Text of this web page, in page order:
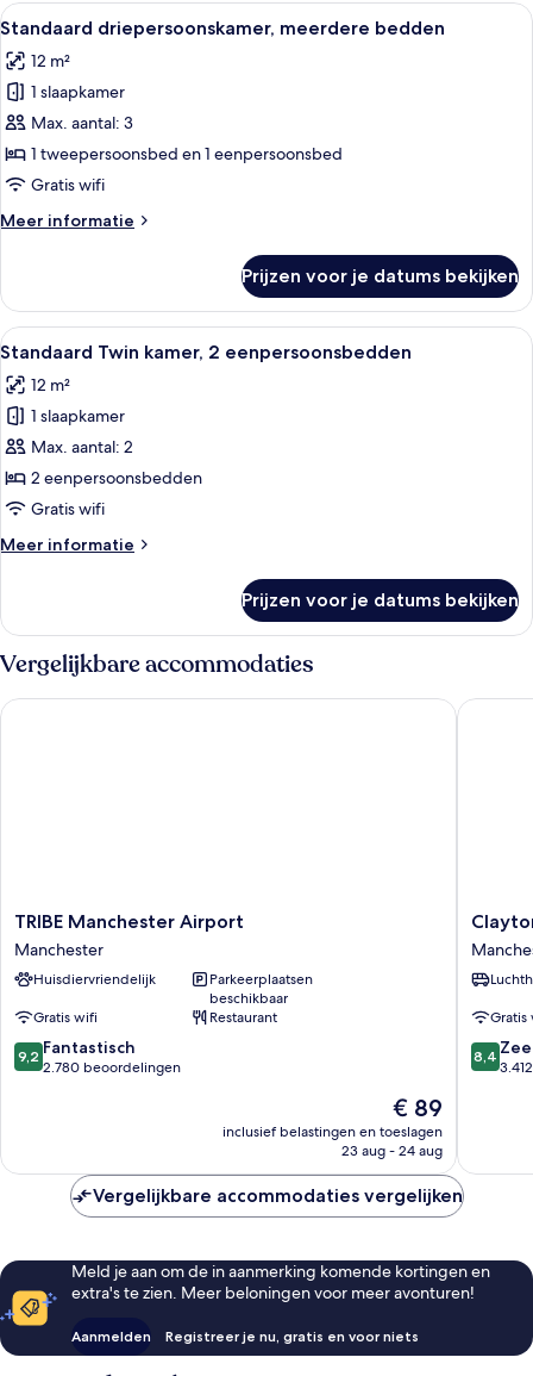
tweepersoonsbed
Alle
foto's
voor
Standaard
driepersoonskamer,
meerdere
bedden
Een hotelkamer met een groot bed,
10
Standaard driepersoonskamer, meerdere bedden
12 m²
1 slaapkamer
Max. aantal: 3
1 tweepersoonsbed en 1 eenpersoonsbed
Gratis wifi
Meer informatie
Meer
driepersoonskamer,
meerdere
bedden
Prijzen voor je datums bekijken
Alle
foto's
voor
Standaard
Twin
kamer,
2
laden
Een hotelkamer met een blauwe
11
Standaard Twin kamer, 2 eenpersoonsbedden
12 m²
1 slaapkamer
Max. aantal: 2
2 eenpersoonsbedden
Gratis wifi
Meer informatie
Meer
Twin
kamer,
2
eenpersoonsbedden
Prijzen voor je datums bekijken
Vergelijkbare accommodaties
TRIBE
Manchester
Airport
Manchester
TRIBE Manchester Airport
Manchester
Huisdiervriendelijk
Parkeerplaatsen
beschikbaar
Gratis wifi
Restaurant
9.2
van
9,2 Fantastisch
2.780 beoordelingen
De
prijs
is
€ 89
inclusief belastingen en toeslagen
23 aug - 24 aug
TRIBE Manchester Airport
Clayton
Hotel,
Airport
Gratis
8.4
van
8,4
Clayton
Vergelijkbare accommodaties vergelijken
Meld je aan om de in aanmerking komende kortingen en
extra's te zien. Meer beloningen voor meer avonturen!
Aanmelden Registreer je nu, gratis en voor niets